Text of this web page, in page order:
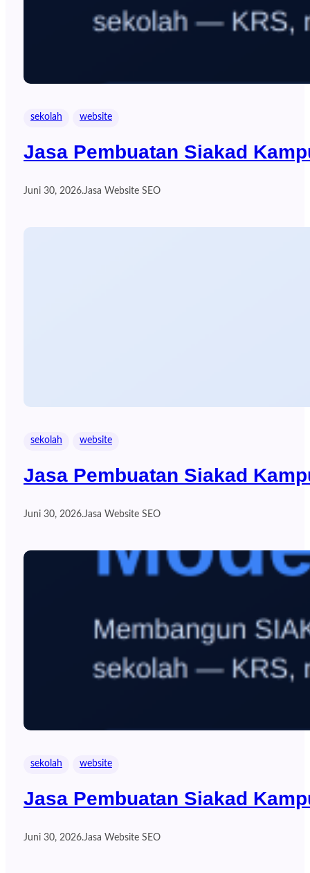
sekolah website
Jasa Pembuatan Siakad
Juni 30, 2026.Jasa Website SEO
sekolah website
Jasa Pembuatan Siakad
Juni 30, 2026.Jasa Website SEO
sekolah website
Jasa Pembuatan Siakad
Juni 30, 2026.Jasa Website SEO